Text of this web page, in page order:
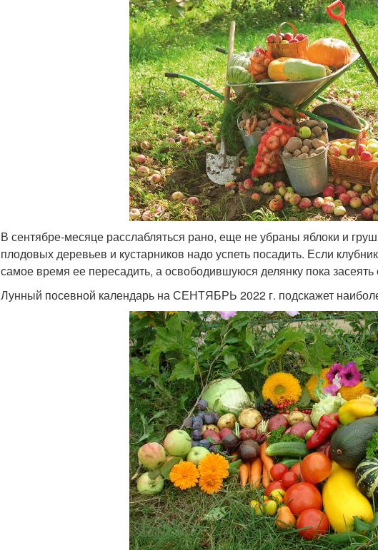
В сентябре-месяце расслабляться рано, еще не убраны яблоки и
плодовых деревьев и кустарников надо успеть посадить. Если
самое время ее пересадить, а освободившуюся делянку пока засеять
Лунный посевной календарь на СЕНТЯБРЬ 2022 г. подскажет